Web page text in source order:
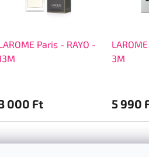
Paris - RAYO -
000 Ft
3M
5 990